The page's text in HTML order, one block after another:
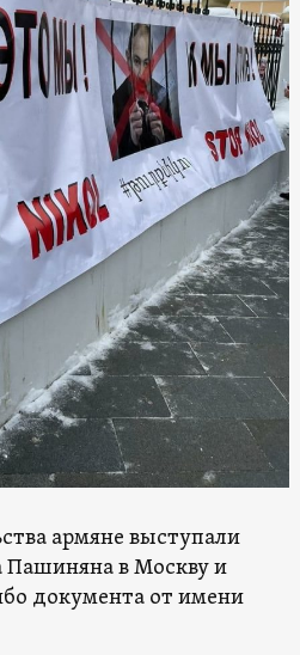
армяне выступали
Пашиняна в Москву и
документа от имени